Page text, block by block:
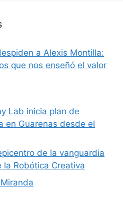
a Alexis Montilla:
que nos enseñó el valor
Lab inicia plan de
en Guarenas desde el
de la vanguardia
Robótica Creativa